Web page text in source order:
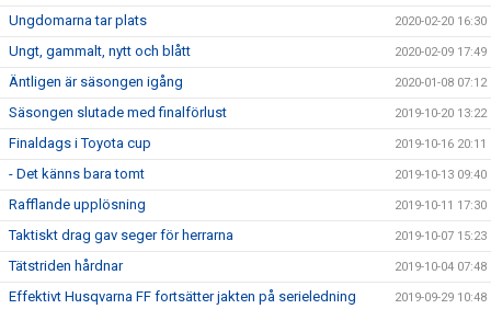
Ungdomarna tar plats 2020-02-20 16:30
Ungt, gammalt, nytt och blått 2020-02-09 17:49
Äntligen är säsongen igång 2020-01-08 07:12
Säsongen slutade med finalförlust 2019-10-20 13:22
Finaldags i Toyota cup 2019-10-16 20:11
- Det känns bara tomt 2019-10-13 09:40
Rafflande upplösning 2019-10-11 17:30
Taktiskt drag gav seger för herrarna 2019-10-07 15:23
Tätstriden hårdnar 2019-10-04 07:48
Effektivt Husqvarna FF fortsätter jakten på serieledning 2019-09-29 10:48